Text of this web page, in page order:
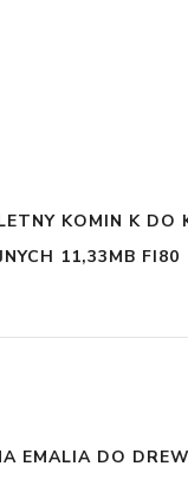
KOMIN K DO
11,33MB FI80
EMALIA DO